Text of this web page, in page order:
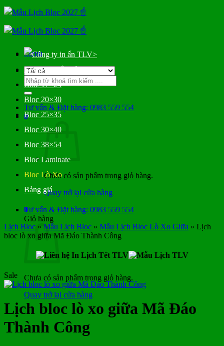
Bỏ
qua
nội
dung
Menu
Tìm
kiếm:
Tư vấn & Đặt hàng: 0983 559 554
0
Chưa có sản phẩm trong giỏ hàng.
Quay trở lại cửa hàng
0
Giỏ hàng
Chưa có sản phẩm trong giỏ hàng.
Quay trở lại cửa hàng
>
Bloc Đại Gắn Bìa
Bloc 17×24
Bloc 20×30
Bloc 25×35
Bloc 30×40
Bloc 38×54
Bloc Laminate
Bloc Lò Xo
Bảng giá
Tư vấn & Đặt hàng: 0983 559 554
Lịch Bloc » Mẫu Lịch Bloc » Mẫu Lịch Bloc Lò Xo Giữa » Lịch
bloc lò xo giữa Mã Đáo Thành Công
Sale
Lịch bloc lò xo giữa Mã Đáo
Thành Công